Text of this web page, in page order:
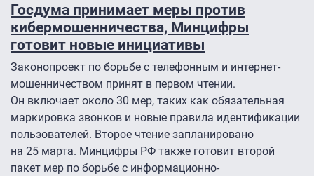
Госдума принимает меры против
кибермошенничества, Минцифры
готовит новые инициативы
Законопроект по борьбе с телефонным и интернет-
мошенничеством принят в первом чтении.
Он включает около 30 мер, таких как обязательная
маркировка звонков и новые правила идентификации
пользователей. Второе чтение запланировано
на 25 марта. Минцифры РФ также готовит второй
пакет мер по борьбе с информационно-